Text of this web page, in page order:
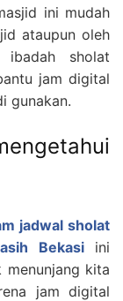
ini mudah
ataupun oleh
ibadah sholat
jam digital
gunakan.
jadwal sholat
Bekasi ini
kita
jam digital